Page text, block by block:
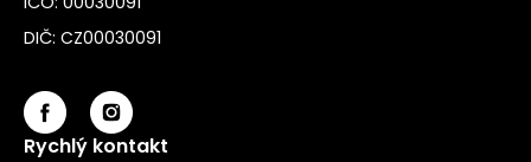
DIČ: CZ00030091
Rychlý kontakt